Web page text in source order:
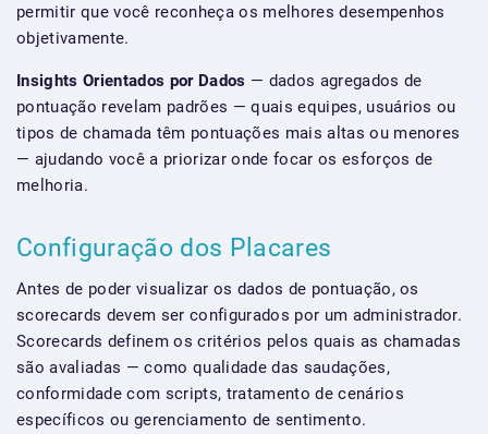
permitir que você reconheça os melhores desempenhos
objetivamente.
Insights Orientados por Dados — dados agregados de
pontuação revelam padrões — quais equipes, usuários ou
tipos de chamada têm pontuações mais altas ou menores
— ajudando você a priorizar onde focar os esforços de
melhoria.
Configuração dos Placares
Antes de poder visualizar os dados de pontuação, os
scorecards devem ser configurados por um administrador.
Scorecards definem os critérios pelos quais as chamadas
são avaliadas — como qualidade das saudações,
conformidade com scripts, tratamento de cenários
específicos ou gerenciamento de sentimento.